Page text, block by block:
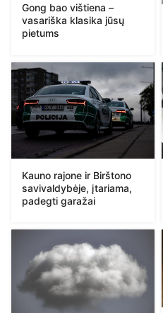
Gong bao vištiena –
vasariška klasika jūsų
pietums
Kauno rajone ir Birštono
savivaldybėje, įtariama,
padegti garažai